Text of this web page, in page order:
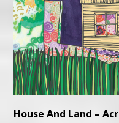
House And Land –